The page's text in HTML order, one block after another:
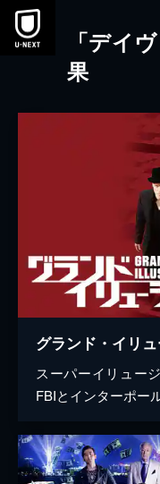
本文へスキップ
「デイ
果
グランド・イリ
スーパーイリュー
FBIとインターポー